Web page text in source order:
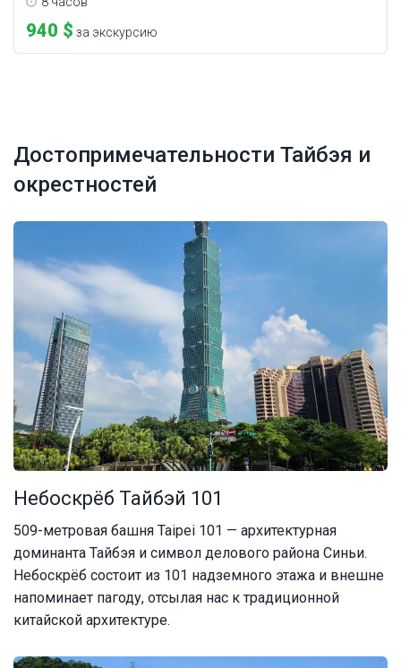
940 $ за экскурсию
Достопримечательности Тайбэя и
окрестностей
Небоскрёб Тайбэй 101
509-метровая башня Taipei 101 — архитектурная
доминанта Тайбэя и символ делового района Синьи.
Небоскрёб состоит из 101 надземного этажа и внешне
напоминает пагоду, отсылая нас к традиционной
китайской архитектуре.